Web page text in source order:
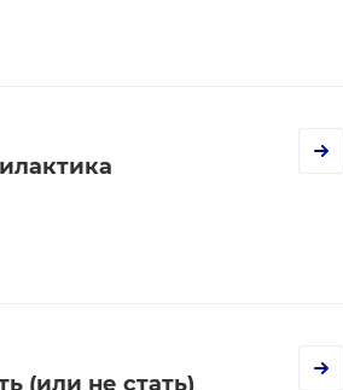
(или не стать)